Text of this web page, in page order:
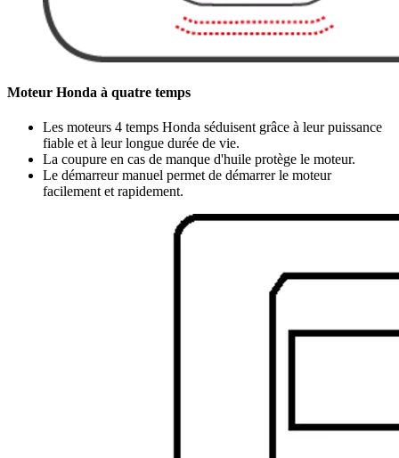
Moteur Honda à quatre temps
Les moteurs 4 temps Honda séduisent grâce à leur puissance
fiable et à leur longue durée de vie.
La coupure en cas de manque d'huile protège le moteur.
Le démarreur manuel permet de démarrer le moteur
facilement et rapidement.